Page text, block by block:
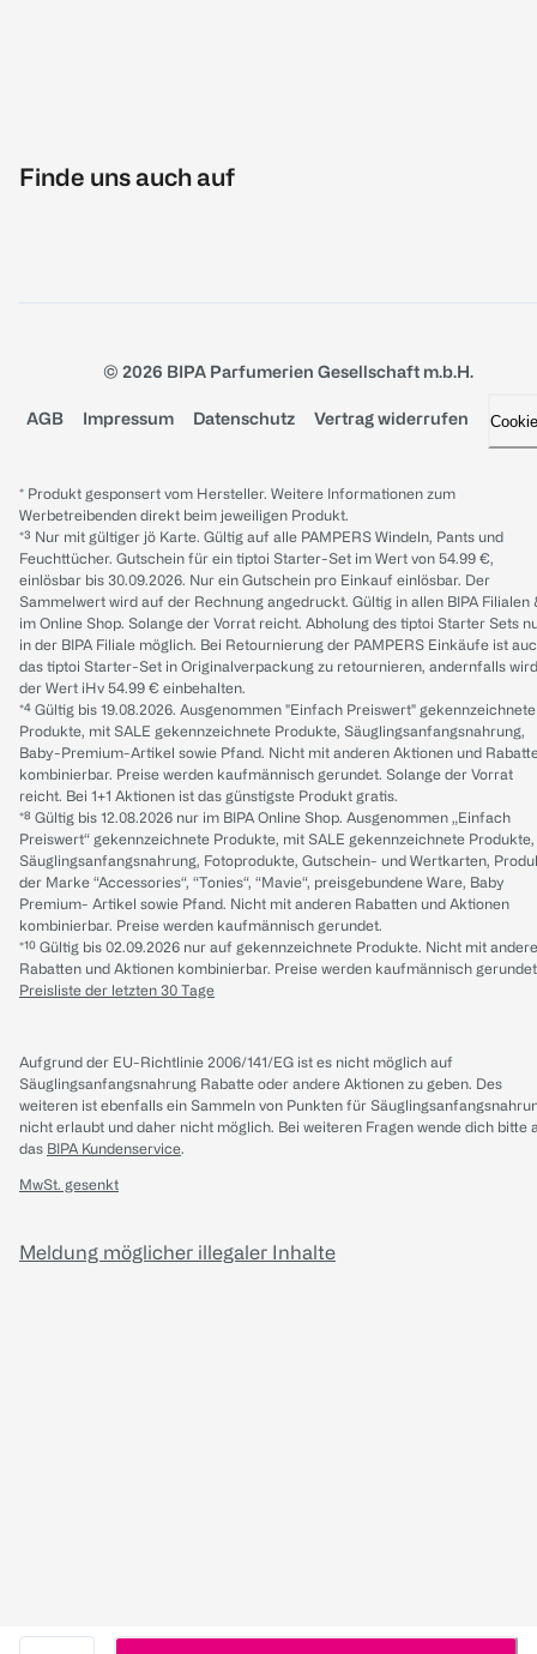
Finde uns auch auf
© 2026 BIPA Parfumerien Gesellschaft m.b.H.
AGB Impressum Datenschutz Vertrag widerrufen
* Produkt gesponsert vom Hersteller. Weitere Informationen zum
Werbetreibenden direkt beim jeweiligen Produkt.
*³ Nur mit gültiger jö Karte. Gültig auf alle PAMPERS Windeln, Pants und
Feuchttücher. Gutschein für ein tiptoi Starter-Set im Wert von 54.99 €,
einlösbar bis 30.09.2026. Nur ein Gutschein pro Einkauf einlösbar. Der
Sammelwert wird auf der Rechnung angedruckt. Gültig in allen BIPA Filialen
im Online Shop. Solange der Vorrat reicht. Abholung des tiptoi Starter Sets
in der BIPA Filiale möglich. Bei Retournierung der PAMPERS Einkäufe ist
das tiptoi Starter-Set in Originalverpackung zu retournieren, andernfalls wird
der Wert iHv 54.99 € einbehalten.
*⁴ Gültig bis 19.08.2026. Ausgenommen "Einfach Preiswert" gekennzeichnete
Produkte, mit SALE gekennzeichnete Produkte, Säuglingsanfangsnahrung,
Baby-Premium-Artikel sowie Pfand. Nicht mit anderen Aktionen und
kombinierbar. Preise werden kaufmännisch gerundet. Solange der Vorrat
reicht. Bei 1+1 Aktionen ist das günstigste Produkt gratis.
*⁸ Gültig bis 12.08.2026 nur im BIPA Online Shop. Ausgenommen „Einfach
Preiswert“ gekennzeichnete Produkte, mit SALE gekennzeichnete Produkte,
Säuglingsanfangsnahrung, Fotoprodukte, Gutschein- und Wertkarten,
der Marke “Accessories“, “Tonies“, “Mavie“, preisgebundene Ware, Baby
Premium- Artikel sowie Pfand. Nicht mit anderen Rabatten und Aktionen
kombinierbar. Preise werden kaufmännisch gerundet.
*¹⁰ Gültig bis 02.09.2026 nur auf gekennzeichnete Produkte. Nicht mit
Rabatten und Aktionen kombinierbar. Preise werden kaufmännisch
Preisliste der letzten 30 Tage
Aufgrund der EU-Richtlinie 2006/141/EG ist es nicht möglich auf
Säuglingsanfangsnahrung Rabatte oder andere Aktionen zu geben. Des
weiteren ist ebenfalls ein Sammeln von Punkten für
nicht erlaubt und daher nicht möglich. Bei weiteren Fragen wende dich bitte
das BIPA Kundenservice.
MwSt. gesenkt
Meldung möglicher illegaler Inhalte